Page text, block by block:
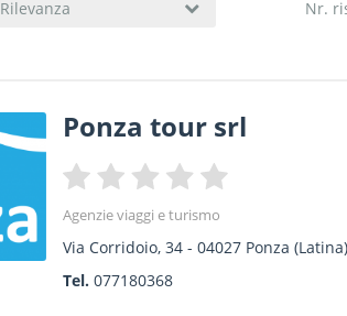
Rilevanza Nr.
Ponza tour srl
Agenzie viaggi e turismo
Via Corridoio, 34 -04027 Ponza
Tel.077180368